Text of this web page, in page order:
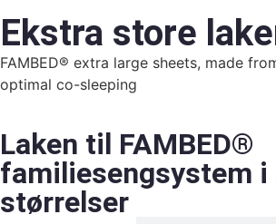
Ekstra store
FAMBED® extra large sheets, made
optimal co-sleeping
Laken til FAMBED®
familiesengsystem i
størrelser